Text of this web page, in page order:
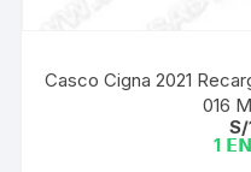
Casco Cigna 2021
016
S/
1